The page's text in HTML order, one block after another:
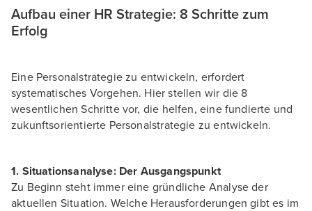
Aufbau einer HR Strategie: 8 Schritte zum
Erfolg
Eine Personalstrategie zu entwickeln, erfordert
systematisches Vorgehen. Hier stellen wir die 8
wesentlichen Schritte vor, die helfen, eine fundierte und
zukunftsorientierte Personalstrategie zu entwickeln.
1. Situationsanalyse: Der Ausgangspunkt
Zu Beginn steht immer eine gründliche Analyse der
aktuellen Situation. Welche Herausforderungen gibt es im